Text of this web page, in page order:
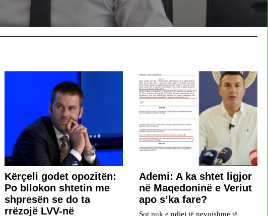
Kërçeli godet opozitën:
Po bllokon shtetin me
shpresën se do ta
rrëzojë LVV-në
Ademi: A ka shtet ligjor
në Maqedoninë e Veriut
apo s’ka fare?
Sot nuk e ndiej të nevojshme të